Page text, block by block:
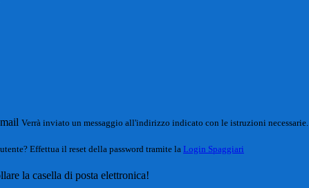
Verrà inviato un messaggio all'indirizzo indicato con le istruzioni necessarie.
Effettua il reset della password tramite la Login Spaggiari
la casella di posta elettronica!